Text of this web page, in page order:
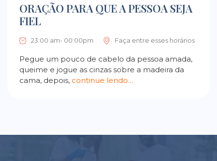
ORAÇÃO PARA QUE A PESSOA SEJA
FIEL
23:00 am- 00:00pm Faça entre esses horários
Pegue um pouco de cabelo da pessoa amada,
queime e jogue as cinzas sobre a madeira da
cama, depois, continue lendo…